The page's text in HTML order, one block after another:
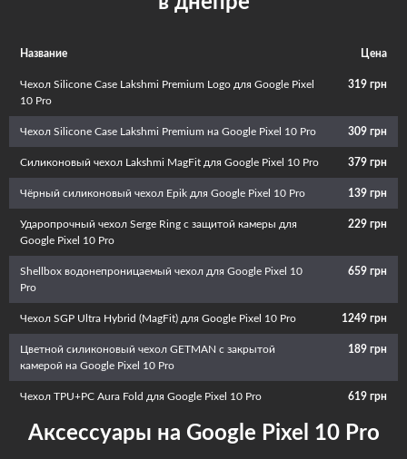
эксплуатационный срок. Кроме того, красивый и необычный аксессуар
Название Цена
Чехол Silicone Case Lakshmi Premium Logo для Google Pixel
10 Pro
319 грн
Чехол Silicone Case Lakshmi Premium на Google Pixel 10 Pro 309 грн
Силиконовый чехол Lakshmi MagFit для Google Pixel 10 Pro 379 грн
Чёрный силиконовый чехол Epik для Google Pixel 10 Pro 139 грн
Ударопрочный чехол Serge Ring с защитой камеры для
Google Pixel 10 Pro
229 грн
Shellbox водонепроницаемый чехол для Google Pixel 10
Pro
659 грн
Чехол SGP Ultra Hybrid (MagFit) для Google Pixel 10 Pro 1249 грн
Цветной силиконовый чехол GETMAN с закрытой
камерой на Google Pixel 10 Pro
189 грн
Чехол TPU+PC Aura Fold для Google Pixel 10 Pro 619 грн
Аксессуары на Google Pixel 10 Pro